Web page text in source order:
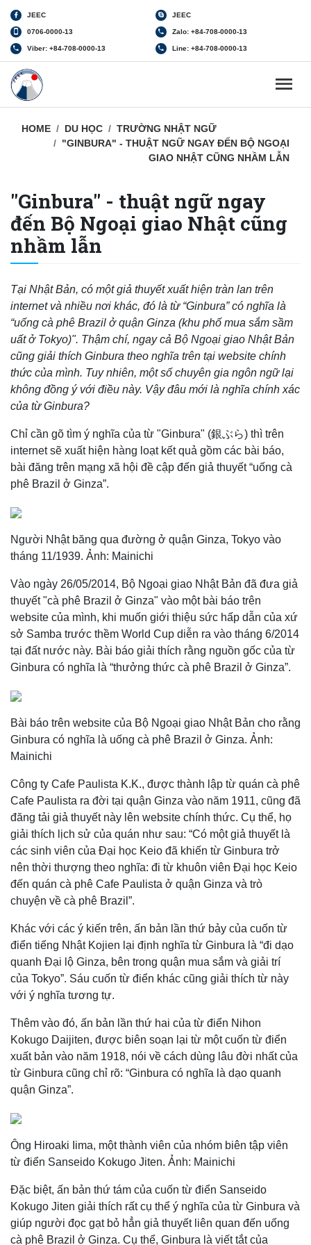
JEEC JEEC
0706-0000-13 Zalo: +84-708-0000-13
Viber: +84-708-0000-13 Line: +84-708-0000-13
HOME DU HỌC
TRƯỜNG NHẬT NGỮ
"GINBURA" - THUẬT NGỮ NGAY ĐẾN BỘ NGOẠI
GIAO NHẬT CŨNG NHẦM LẪN
"Ginbura" - thuật ngữ ngay
đến Bộ Ngoại giao Nhật cũng
nhầm lẫn
Tại Nhật Bản, có một giả thuyết xuất hiện tràn lan trên
internet và nhiều nơi khác, đó là từ “Ginbura” có nghĩa là
“uống cà phê Brazil ở quận Ginza (khu phố mua sắm sầm
uất ở Tokyo)". Thậm chí, ngay cả Bộ Ngoại giao Nhật Bản
cũng giải thích Ginbura theo nghĩa trên tại website chính
thức của mình. Tuy nhiên, một số chuyên gia ngôn ngữ lại
không đồng ý với điều này. Vậy đâu mới là nghĩa chính xác
của từ Ginbura?
Chỉ cần gõ tìm ý nghĩa của từ "Ginbura" (銀ぶら) thì trên
internet sẽ xuất hiện hàng loạt kết quả gồm các bài báo,
bài đăng trên mạng xã hội đề cập đến giả thuyết “uống cà
phê Brazil ở Ginza”.
Người Nhật băng qua đường ở quận Ginza, Tokyo vào
tháng 11/1939. Ảnh: Mainichi
Vào ngày 26/05/2014, Bộ Ngoại giao Nhật Bản đã đưa giả
thuyết "cà phê Brazil ở Ginza" vào một bài báo trên
website của mình, khi muốn giới thiệu sức hấp dẫn của xứ
sở Samba trước thềm World Cup diễn ra vào tháng 6/2014
tại đất nước này. Bài báo giải thích rằng nguồn gốc của từ
Ginbura có nghĩa là “thưởng thức cà phê Brazil ở Ginza”.
Bài báo trên website của Bộ Ngoại giao Nhật Bản cho rằng
Ginbura có nghĩa là uống cà phê Brazil ở Ginza. Ảnh:
Mainichi
Công ty Cafe Paulista K.K., được thành lập từ quán cà phê
Cafe Paulista ra đời tại quận Ginza vào năm 1911, cũng đã
đăng tải giả thuyết này lên website chính thức. Cụ thể, họ
giải thích lịch sử của quán như sau: “Có một giả thuyết là
các sinh viên của Đại học Keio đã khiến từ Ginbura trở
nên thời thượng theo nghĩa: đi từ khuôn viên Đại học Keio
đến quán cà phê Cafe Paulista ở quận Ginza và trò
chuyện về cà phê Brazil”.
Khác với các ý kiến trên, ấn bản lần thứ bảy của cuốn từ
điển tiếng Nhật Kojien lại định nghĩa từ Ginbura là “đi dạo
quanh Đại lộ Ginza, bên trong quận mua sắm và giải trí
của Tokyo”. Sáu cuốn từ điển khác cũng giải thích từ này
với ý nghĩa tương tự.
Thêm vào đó, ấn bản lần thứ hai của từ điển Nihon
Kokugo Daijiten, được biên soạn lại từ một cuốn từ điển
xuất bản vào năm 1918, nói về cách dùng lâu đời nhất của
từ Ginbura cũng chỉ rõ: “Ginbura có nghĩa là dạo quanh
quận Ginza”.
Ông Hiroaki Iima, một thành viên của nhóm biên tập viên
từ điển Sanseido Kokugo Jiten. Ảnh: Mainichi
Đặc biệt, ấn bản thứ tám của cuốn từ điển Sanseido
Kokugo Jiten giải thích rất cụ thể ý nghĩa của từ Ginbura và
giúp người đọc gạt bỏ hẳn giả thuyết liên quan đến uống
cà phê Brazil ở Ginza. Cụ thể, Ginbura là viết tắt của